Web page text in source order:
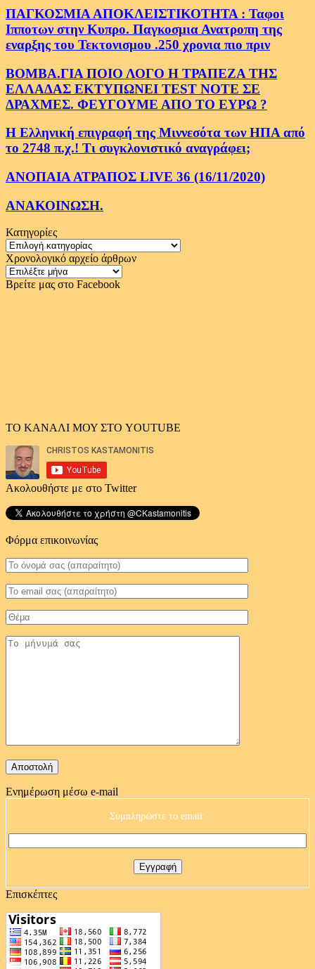
ΠΑΓΚΟΣΜΙΑ ΑΠΟΚΛΕΙΣΤΙΚΟΤΗΤΑ : Ταφοι
Ιπποτων στην Κυπρο. Παγκοσμια Ανατροπη της
εναρξης του Τεκτονισμου .250 χρονια πιο πριν
ΒΟΜΒΑ.ΓΙΑ ΠΟΙΟ ΛΟΓΟ Η ΤΡΑΠΕΖΑ ΤΗΣ
ΕΛΛΑΔΑΣ ΕΚΤΥΠΩΝΕΙ TEST NOTE ΣΕ
ΔΡΑΧΜΕΣ. ΦΕΥΓΟΥΜΕ ΑΠΟ ΤΟ ΕΥΡΩ ?
Η Ελληνική επιγραφή της Μιννεσότα των ΗΠΑ από
το 2748 π.χ.! Τι συγκλονιστικό αναγράφει;
ΑΝΟΠΑΙΑ ΑΤΡΑΠΟΣ LIVE 36 (16/11/2020)
ΑΝΑΚΟΙΝΩΣΗ.
Κατηγορίες
Κατηγορίες
Χρονολογικό αρχείο άρθρων
Χρονολογικό
αρχείο
Βρείτε μας στο Facebook
ΤΟ ΚΑΝΑΛΙ ΜΟΥ ΣΤΟ YOUTUBE
Ακολουθήστε με στο Twitter
Φόρμα επικοινωνίας
Ενημέρωση μέσω e-mail
Συμπληρώστε το email:
Επισκέπτες